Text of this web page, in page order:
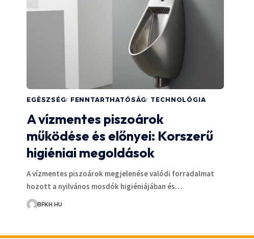
EGÉSZSÉG FENNTARTHATÓSÁG TECHNOLÓGIA
A vízmentes piszoárok
működése és előnyei: Korszerű
higiéniai megoldások
A vízmentes piszoárok megjelenése valódi forradalmat
hozott a nyilvános mosdók higiéniájában és…
BFKH.HU